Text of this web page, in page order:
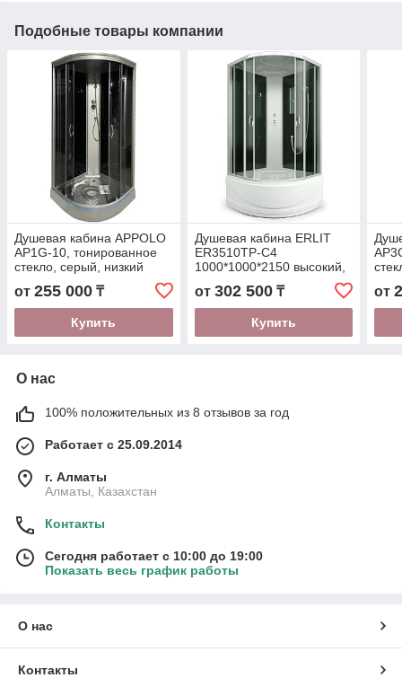
Подобные товары компании
Душевая кабина APPOLO
AP1G-10, тонированное
стекло, серый, низкий
поддон, 1/4 круга,
100*100*215
от 255 000 ₸
Купить
Душевая кабина ERLIT
ER3510TP-C4
1000*1000*2150 высокий,
серый поддон,
тонированное стекло
от 302 500₸
Купить
от
О нас
100% положительных из 8 отзывов за год
Работает с 25.09.2014
г. Алматы
Алматы, Казахстан
Контакты
Сегодня работает с 10:00 до 19:00
Показать весь график работы
О нас
Контакты